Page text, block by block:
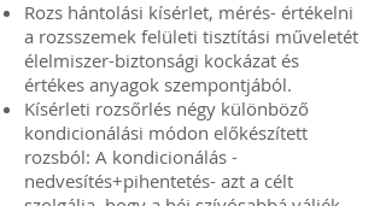
Rozs hántolási kísérlet, mérés- értékelni
a rozsszemek felületi tisztítási műveletét
élelmiszer-biztonsági kockázat és
értékes anyagok szempontjából.
Kísérleti rozsőrlés négy különböző
kondicionálási módon előkészített
rozsból: A kondicionálás -
nedvesítés+pihentetés- azt a célt